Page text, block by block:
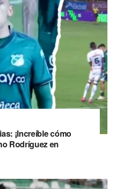
¡Increíble cómo
Rodríguez en